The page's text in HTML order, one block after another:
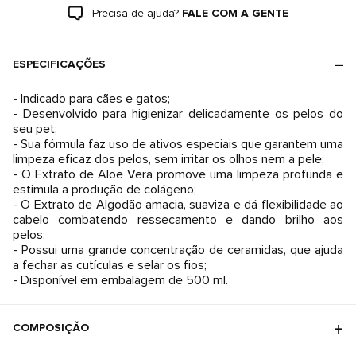
Precisa de ajuda? FALE COM A GENTE
ESPECIFICAÇÕES
- Indicado para cães e gatos;
- Desenvolvido para higienizar delicadamente os pelos do
seu pet;
- Sua fórmula faz uso de ativos especiais que garantem uma
limpeza eficaz dos pelos, sem irritar os olhos nem a pele;
- O Extrato de Aloe Vera promove uma limpeza profunda e
estimula a produção de colágeno;
- O Extrato de Algodão amacia, suaviza e dá flexibilidade ao
cabelo combatendo ressecamento e dando brilho aos
pelos;
- Possui uma grande concentração de ceramidas, que ajuda
a fechar as cutículas e selar os fios;
- Disponível em embalagem de 500 ml.
COMPOSIÇÃO